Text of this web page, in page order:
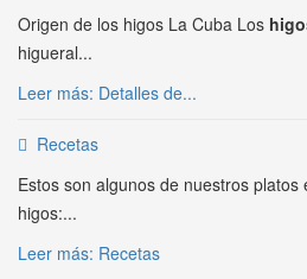
Origen de los higos La Cuba Los
higueral...
Leer más: Detalles de...
Recetas
Estos son algunos de nuestros
higos:...
Leer más: Recetas